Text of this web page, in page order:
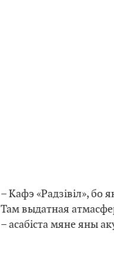
– Кафэ «Радзівіл», бо
Там выдатная
– асабіста мяне яны